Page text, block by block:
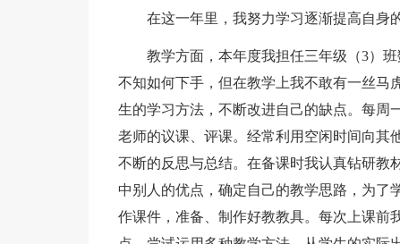
在这一年里，我努力学习逐渐提高自身
教学方面，本年度我担任三年级（3）
不知如何下手，但在教学上我不敢有一丝马
生的学习方法，不断改进自己的缺点。每周
老师的议课、评课。经常利用空闲时间向其
不断的反思与总结。在备课时我认真钻研教
中别人的优点，确定自己的教学思路，为了
作课件，准备、制作好教教具。每次上课前